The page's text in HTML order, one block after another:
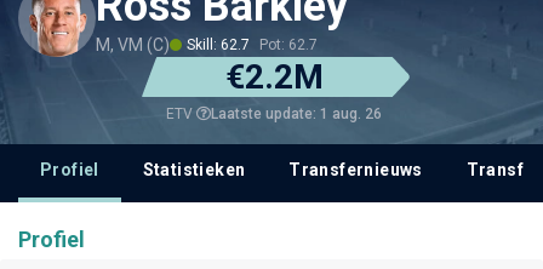
M, VM (C) Skill: 62.7 Pot: 62.7
€2.2M
ETV Laatste update: 1 aug. 26
Profiel Statistieken Transfernieuws
Profiel